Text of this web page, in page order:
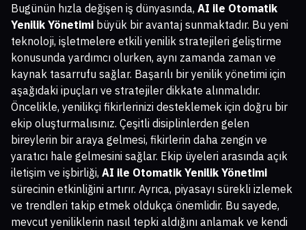
Bugünün hızla değişen iş dünyasında, AI ile Otomatik
Yenilik Yönetimi büyük bir avantaj sunmaktadır. Bu yeni
teknoloji, işletmelere etkili yenilik stratejileri geliştirme
konusunda yardımcı olurken, aynı zamanda zaman ve
kaynak tasarrufu sağlar. Başarılı bir yenilik yönetimi için
aşağıdaki ipuçları ve stratejiler dikkate alınmalıdır.
Öncelikle, yenilikçi fikirlerinizi desteklemek için doğru bir
ekip oluşturmalısınız. Çeşitli disiplinlerden gelen
bireylerin bir araya gelmesi, fikirlerin daha zengin ve
yaratıcı hale gelmesini sağlar. Ekip üyeleri arasında açık
iletişim ve işbirliği, AI ile Otomatik Yenilik Yönetimi
sürecinin etkinliğini artırır. Ayrıca, piyasayı sürekli izlemek
ve trendleri takip etmek oldukça önemlidir. Bu sayede,
mevcut yeniliklerin nasıl tepki aldığını anlamak ve kendi